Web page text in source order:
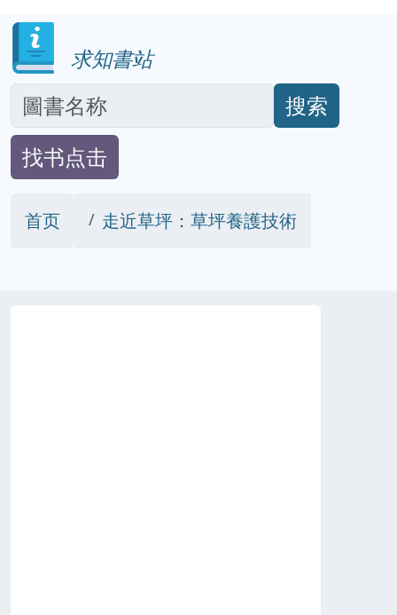
求知書站
搜索
找书点击
首页 走近草坪：草坪養護技術